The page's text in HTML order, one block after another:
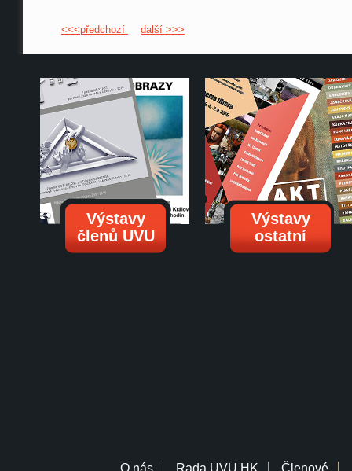
<<<předchozí další >>>
Výstavy
členů UVU
Výstavy
ostatní
O nás Rada UVU HK Členové